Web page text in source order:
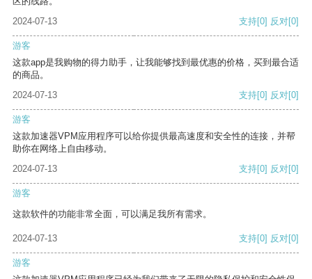
2024-07-13
支持[0] 反对[0]
游客
这款app是我购物的得力助手，让我能够找到最优惠的价格，买到最合适
的商品。
2024-07-13
支持[0] 反对[0]
游客
这款加速器VPM应用程序可以给你提供最高速度和安全性的连接，并帮
助你在网络上自由移动。
2024-07-13
支持[0] 反对[0]
游客
这款软件的功能非常全面，可以满足我所有需求。
2024-07-13 支持[0] 反对[0]
游客